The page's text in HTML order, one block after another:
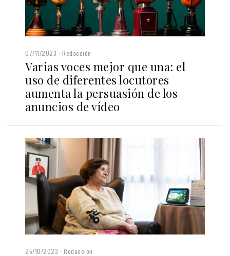
07/11/2023 Redacción
Varias voces mejor que una: el
uso de diferentes locutores
aumenta la persuasión de los
anuncios de vídeo
25/10/2023 Redacción